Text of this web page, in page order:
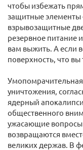
чтобы избежать
защитные
взрывозащитные
резервное питание
вам выжить. А если
поверхность, что вы
Умопомрачительная
уничтожения,
ядерный
общественного
ужасающие вопросы
возвращаются
великих держав. В